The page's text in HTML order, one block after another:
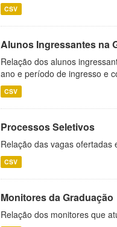
CSV
Alunos Ingressantes na
Relação dos alunos
ano e período de ingresso e
CSV
Processos Seletivos
Relação das vagas ofertadas
CSV
Monitores da Graduação
Relação dos monitores que